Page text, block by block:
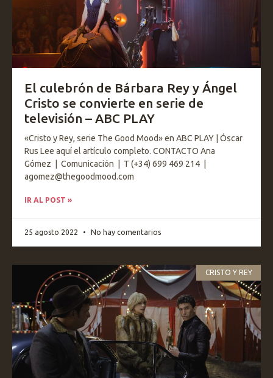
El culebrón de Bárbara Rey y Ángel
Cristo se convierte en serie de
televisión – ABC PLAY
«Cristo y Rey, serie The Good Mood» en ABC PLAY | Óscar
Rus Lee aquí el artículo completo. CONTACTO Ana
Gómez | Comunicación | T (+34) 699 469 214 |
agomez@thegoodmood.com
IR AL POST »
25 agosto 2022 No hay comentarios
CRISTO Y REY